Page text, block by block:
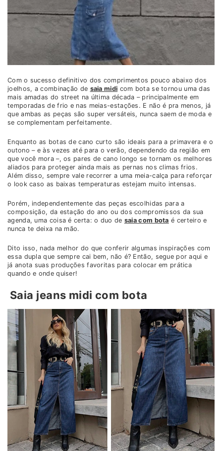
Com o sucesso definitivo dos comprimentos pouco abaixo dos
joelhos, a combinação de saia midi com bota se tornou uma das
mais amadas do street na última década – principalmente em
temporadas de frio e nas meias-estações. E não é pra menos, já
que ambas as peças são super versáteis, nunca saem de moda e
se complementam perfeitamente.
Enquanto as botas de cano curto são ideais para a primavera e o
outono – e às vezes até para o verão, dependendo da região em
que você mora –, os pares de cano longo se tornam os melhores
aliados para proteger ainda mais as pernas nos climas frios.
Além disso, sempre vale recorrer a uma meia-calça para reforçar
o look caso as baixas temperaturas estejam muito intensas.
Porém, independentemente das peças escolhidas para a
composição, da estação do ano ou dos compromissos da sua
agenda, uma coisa é certa: o duo de saia com bota é certeiro e
nunca te deixa na mão.
Dito isso, nada melhor do que conferir algumas inspirações com
essa dupla que sempre cai bem, não é? Então, segue por aqui e
já anota suas produções favoritas para colocar em prática
quando e onde quiser!
Saia jeans midi com bota